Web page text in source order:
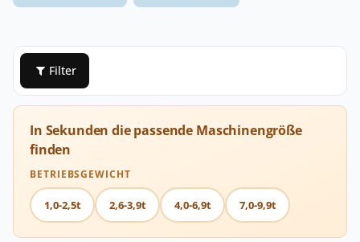
Filter
In Sekunden die passende Maschinengröße
finden
BETRIEBSGEWICHT
1,0-2,5t 2,6-3,9t 4,0-6,9t 7,0-9,9t